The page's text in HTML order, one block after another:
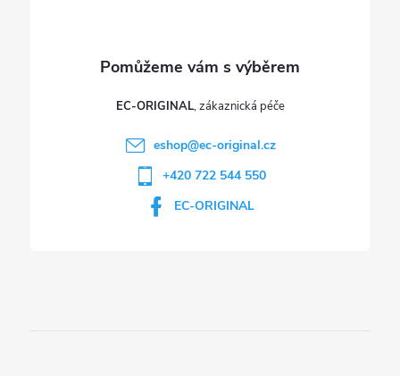
EC-ORIGINAL
eshop@ec-original.cz
+420 722 544 550
EC-ORIGINAL